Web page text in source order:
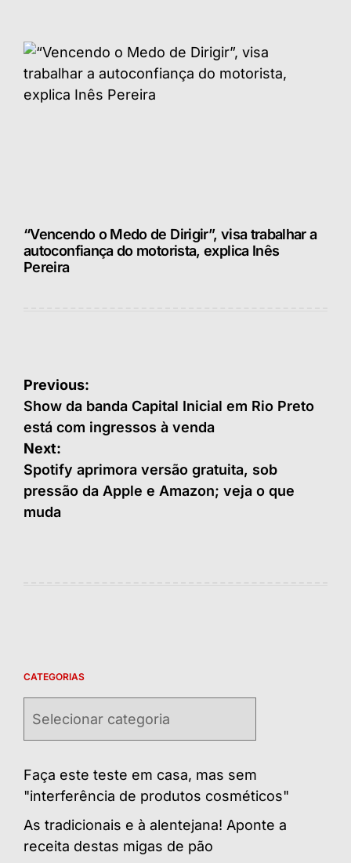
“Vencendo o Medo de Dirigir”, visa trabalhar a
autoconfiança do motorista, explica Inês
Pereira
Navegação
de
Post
Previous:
Show da banda Capital Inicial em Rio Preto
está com ingressos à venda
Next:
Spotify aprimora versão gratuita, sob
pressão da Apple e Amazon; veja o que
muda
CATEGORIAS
Faça este teste em casa, mas sem
"interferência de produtos cosméticos"
As tradicionais e à alentejana! Aponte a
receita destas migas de pão